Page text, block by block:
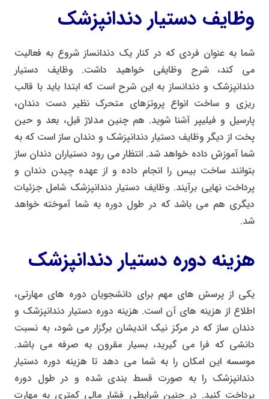
وظایف دستیار دندانپزشک
شما به عنوان فردی که در کنار یک دندانساز شروع به فعالیت
می کند، شرح وظایفی خواهید داشت. وظایف دستیار
دندانپزشک و دندانساز به این شرح است که ابتدا باید با قالب
ریزی و ساخت انواع پروتزهای متحرک نظیر دست دندان،
پارسیل و فیلیپر آشنا شوید. هم چنین مدلاژ قبل، بعد و حین
پخت از دیگر وظایف دستیار دندانپزشک و دندان ساز است که به
شما آموزش داده خواهد شد. انتظار می رود دستیاران دندان ساز
بتوانند ساخت بیس را انجام داده و از عهده چیدن دندان و
پرداخت نهایی برآیند. وظایف دستیار دندانپزشک شامل جزئیات
دیگری هم می باشد که در طول دوره به شما آموخته خواهد
شد.
هزینه دوره دستیار دندانپزشک
یکی از پرسش های مهم برای دانشجویان دوره های مهارتی،
اطلاع از هزینه های آن است. هزینه دوره دستیار دندانپزشک و
دندان ساز که در مرکز نیک اندیشان برگزار می شود، به نسبت
دانشی که فرا می گیرید، بسیار مقرون به صرفه می باشد.
موسسه این امکان را به شما می دهد تا هزینه دوره دستیار
دندانپزشک را به صورت قسط بندی شده و در طول دوره
پرداخت کنید. در چنین شرایطی فشار مالی کمتری به مهارت